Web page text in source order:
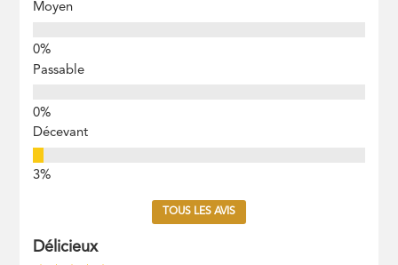
Moyen
Passable
Décevant
TOUS LES AVIS
Délicieux